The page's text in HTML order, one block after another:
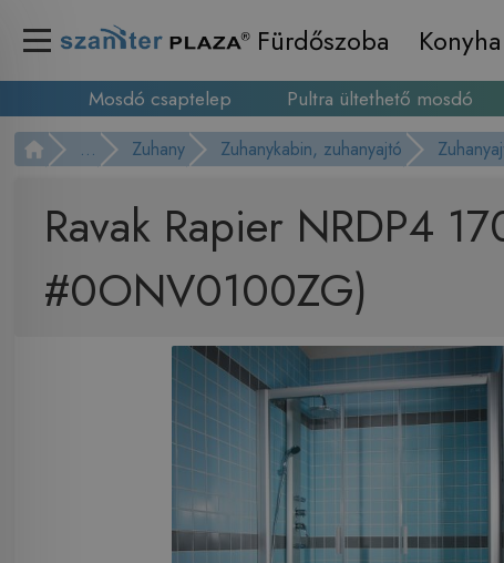
Fürdőszoba Konyha
Mosdó csaptelep Pultra ültethető mosdó
... Zuhany Zuhanykabin, zuhanyajtó
Ravak Rapier NRDP4
#0ONV0100ZG)